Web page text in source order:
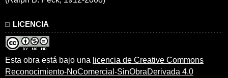
LICENCIA
Esta obra está bajo una licencia de Creative Commons
Reconocimiento-NoComercial-SinObraDerivada 4.0